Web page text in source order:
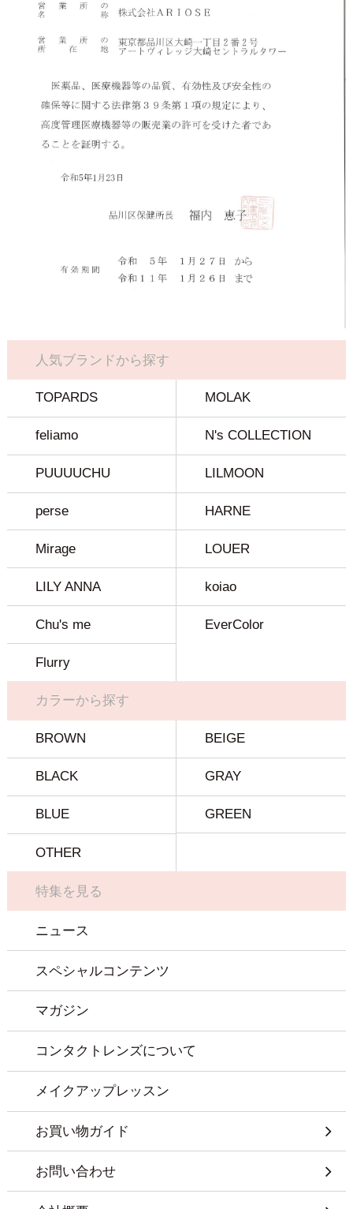
人気ブランドから探す
TOPARDS MOLAK
feliamo N's COLLECTION
PUUUUCHU LILMOON
perse HARNE
Mirage LOUER
LILY ANNA koiao
Chu's me EverColor
Flurry
カラーから探す
BROWN BEIGE
BLACK GRAY
BLUE GREEN
OTHER
特集を見る
ニュース
スペシャルコンテンツ
マガジン
コンタクトレンズについて
メイクアップレッスン
お買い物ガイド
お問い合わせ